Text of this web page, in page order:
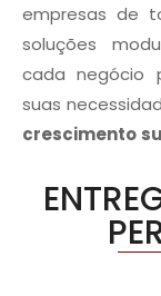
empresas de
soluções
cada negócio
suas
crescimento